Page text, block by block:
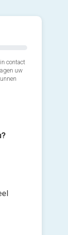
contact
uw